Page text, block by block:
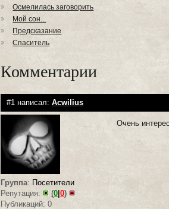
Осмелилась заговорить
Мой сон...
Предсказание
Спаситель
Комментарии
#1 написал:Acwilius
Группа: Посетители
Репутация:
(0 |0)
Публикаций: 0
Очень